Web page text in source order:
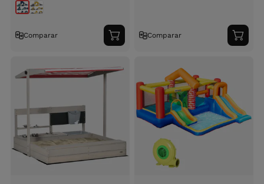
Comparar
Adicionar
ao
Comparar
ao